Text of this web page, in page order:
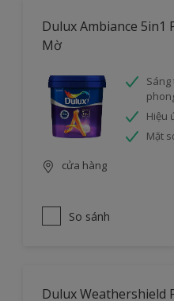
Dulux Ambiance 5in1
Mờ
Hiệu
Mặt
cửa hàng
So sánh
Dulux Weathershield